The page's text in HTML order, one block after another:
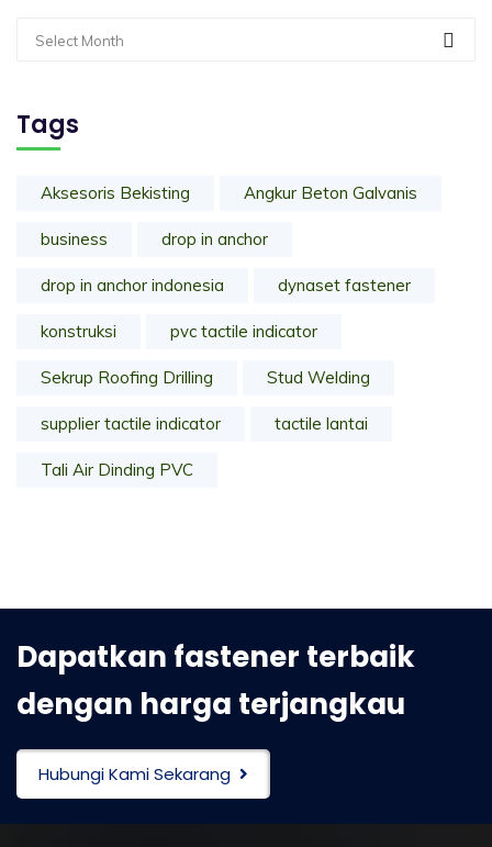
Select Month
Tags
Aksesoris Bekisting Angkur Beton Galvanis
business drop in anchor
drop in anchor indonesia dynaset fastener
konstruksi pvc tactile indicator
Sekrup Roofing Drilling Stud Welding
supplier tactile indicator tactile lantai
Tali Air Dinding PVC
Dapatkan fastener terbaik
dengan harga terjangkau
Hubungi Kami Sekarang